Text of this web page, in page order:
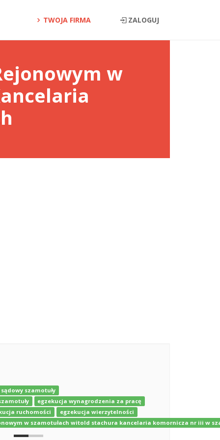
TWOJA FIRMA ZALOGUJ
w
szamotuły
egzekucja wynagrodzenia za pracę
ruchomości
egzekucja wierzytelności
w szamotułach witold stachura kancelaria komornicza nr iii w